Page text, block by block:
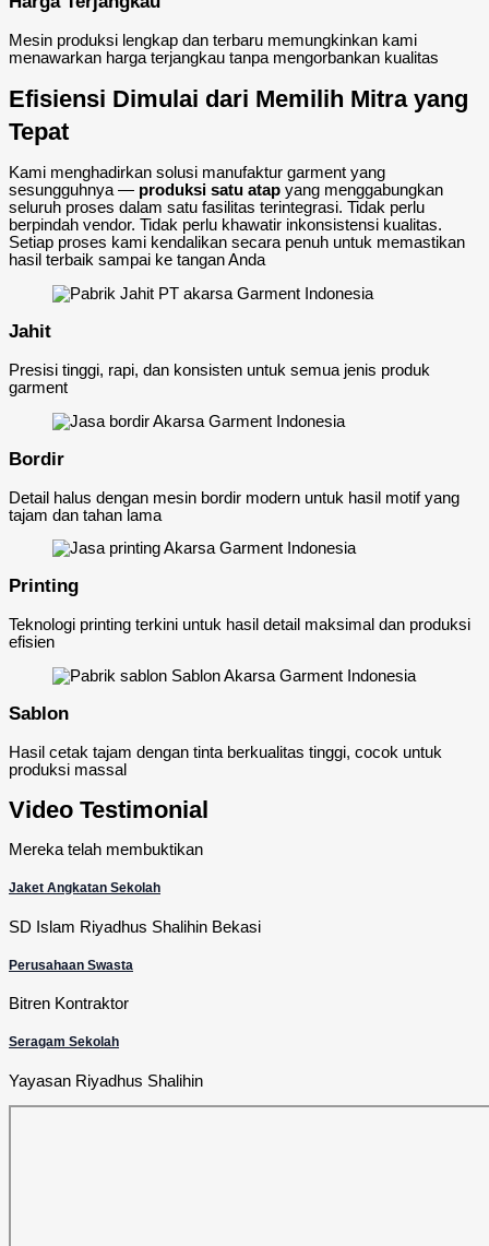
Mesin produksi lengkap dan terbaru memungkinkan kami
menawarkan harga terjangkau tanpa mengorbankan kualitas
Efisiensi Dimulai dari Memilih Mitra yang
Tepat
Kami menghadirkan solusi manufaktur garment yang
sesungguhnya — produksi satu atap yang menggabungkan
seluruh proses dalam satu fasilitas terintegrasi. Tidak perlu
berpindah vendor. Tidak perlu khawatir inkonsistensi kualitas.
Setiap proses kami kendalikan secara penuh untuk memastikan
hasil terbaik sampai ke tangan Anda
Jahit
Presisi tinggi, rapi, dan konsisten untuk semua jenis produk
garment
Bordir
Detail halus dengan mesin bordir modern untuk hasil motif yang
tajam dan tahan lama
Printing
Teknologi printing terkini untuk hasil detail maksimal dan produksi
efisien
Sablon
Hasil cetak tajam dengan tinta berkualitas tinggi, cocok untuk
produksi massal
Video Testimonial
Mereka telah membuktikan
Jaket Angkatan Sekolah
SD Islam Riyadhus Shalihin Bekasi
Perusahaan Swasta
Bitren Kontraktor
Seragam Sekolah
Yayasan Riyadhus Shalihin